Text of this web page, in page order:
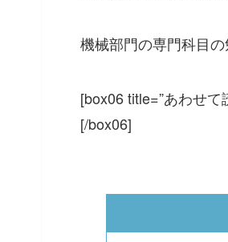
機械部門の専門科目
[box06 title=”あわせて
[/box06]